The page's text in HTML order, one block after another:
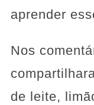
aprender
Nos
de leite,